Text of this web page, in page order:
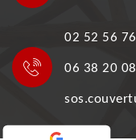
02 52 56
06 38 20